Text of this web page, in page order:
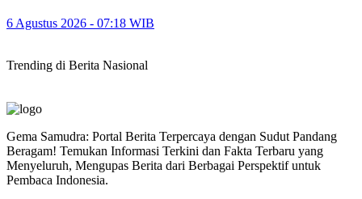
6 Agustus 2026 - 07:18 WIB
Trending di Berita Nasional
Gema Samudra: Portal Berita Terpercaya dengan Sudut Pandang
Beragam! Temukan Informasi Terkini dan Fakta Terbaru yang
Menyeluruh, Mengupas Berita dari Berbagai Perspektif untuk
Pembaca Indonesia.